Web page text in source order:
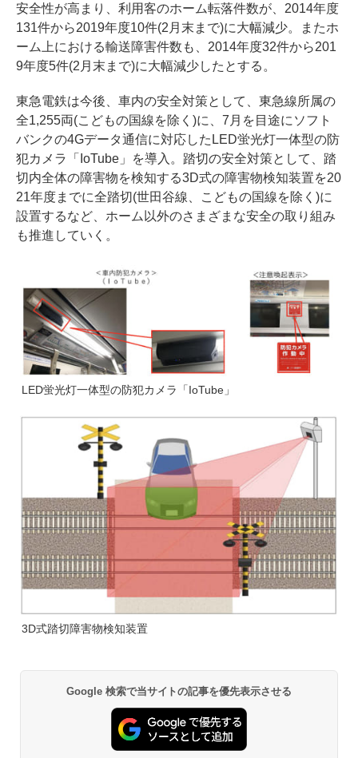
安全性が高まり、利用客のホーム転落件数が、2014年度
131件から2019年度10件(2月末まで)に大幅減少。またホ
ーム上における輸送障害件数も、2014年度32件から201
9年度5件(2月末まで)に大幅減少したとする。
東急電鉄は今後、車内の安全対策として、東急線所属の
全1,255両(こどもの国線を除く)に、7月を目途にソフト
バンクの4Gデータ通信に対応したLED蛍光灯一体型の防
犯カメラ「IoTube」を導入。踏切の安全対策として、踏
切内全体の障害物を検知する3D式の障害物検知装置を20
21年度までに全踏切(世田谷線、こどもの国線を除く)に
設置するなど、ホーム以外のさまざまな安全の取り組み
も推進していく。
LED蛍光灯一体型の防犯カメラ「IoTube」
3D式踏切障害物検知装置
Google 検索で当サイトの記事を優先表示させる